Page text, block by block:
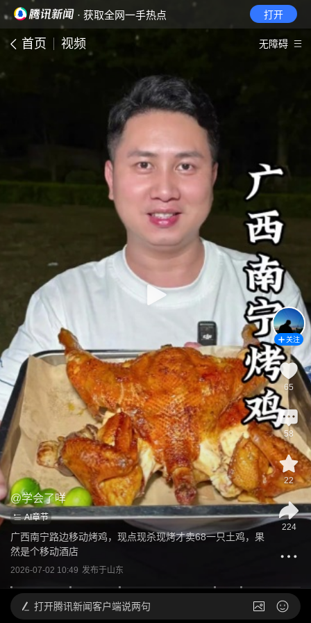
· 获取全网一手热点 打开
首页 视频 无障碍
@学会了咩
AI章节
广西南宁路边移动烤鸡，现点现杀现烤才卖68一只土鸡，果
然是个移动酒店
2026-07-02 10:49 发布于山东
关注
65
58
22
224
打开腾讯新闻客户端说两句